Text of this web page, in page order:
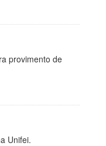
provimento de
Unifei.